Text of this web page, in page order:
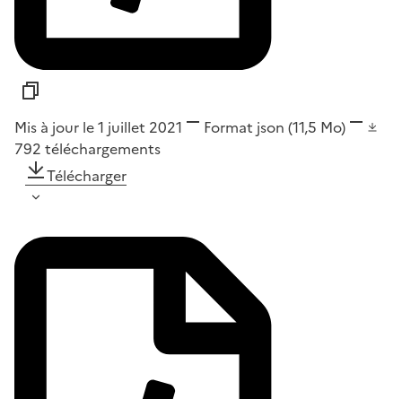
Mis à jour le 1 juillet 2021 Format json (11,5 Mo)
792 téléchargements
Télécharger